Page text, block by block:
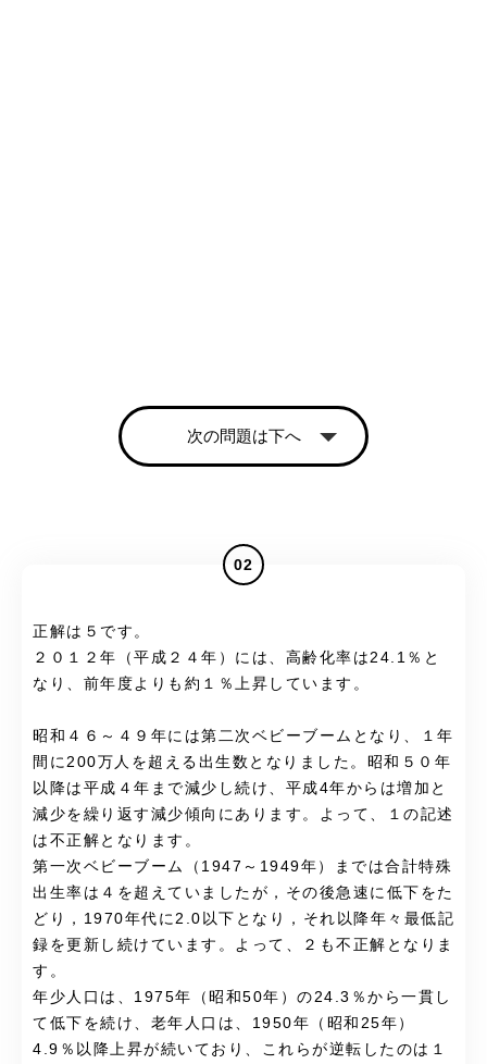
次の問題は下へ
02
正解は５です。
２０１２年（平成２４年）には、高齢化率は24.1％と
なり、前年度よりも約１％上昇しています。
昭和４６～４９年には第二次ベビーブームとなり、１年
間に200万人を超える出生数となりました。昭和５０年
以降は平成４年まで減少し続け、平成4年からは増加と
減少を繰り返す減少傾向にあります。よって、１の記述
は不正解となります。
第一次ベビーブーム（1947～1949年）までは合計特殊
出生率は４を超えていましたが，その後急速に低下をた
どり，1970年代に2.0以下となり，それ以降年々最低記
録を更新し続けています。よって、２も不正解となりま
す。
年少人口は、1975年（昭和50年）の24.3％から一貫し
て低下を続け、老年人口は、1950年（昭和25年）
4.9％以降上昇が続いており、これらが逆転したのは１